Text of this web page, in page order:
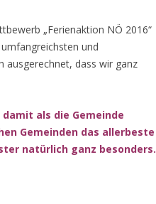
„Ferienaktion NÖ 2016“
und
ausgerechnet, dass wir ganz
als die Gemeinde
Gemeinden das allerbeste
natürlich ganz besonders.